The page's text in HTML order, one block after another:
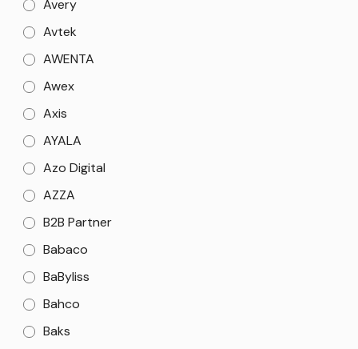
Avery
Avtek
AWENTA
Awex
Axis
AYALA
Azo Digital
AZZA
B2B Partner
Babaco
BaByliss
Bahco
Baks